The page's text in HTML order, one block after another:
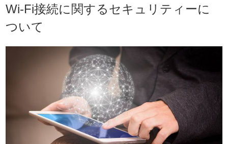
Wi-Fi接続に関するセキュリティーに
ついて